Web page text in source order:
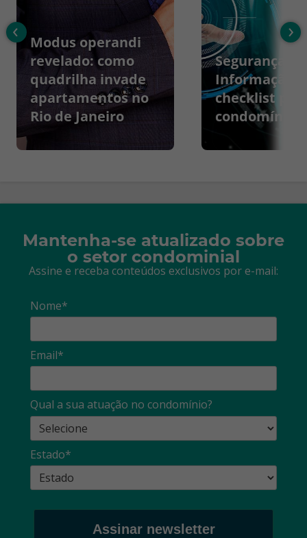
Modus operandi
revelado: como
quadrilha invade
apartamentos no
Rio de Janeiro
Segurança da
Informação:
checklist
condomínios
‹ ›
Mantenha-se atualizado sobre
o setor condominial
Assine e receba conteúdos exclusivos por e-mail:
Nome*
Email*
Qual a sua atuação no condomínio?
Estado*
Assinar newsletter